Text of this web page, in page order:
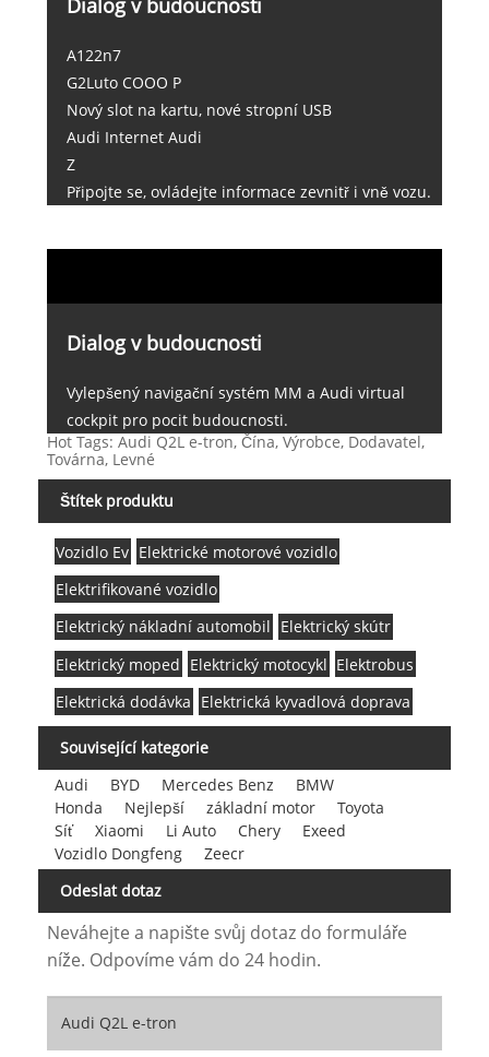
Dialog v budoucnosti
A122n7
G2Luto COOO P
Nový slot na kartu, nové stropní USB
Audi Internet Audi
Z
Připojte se, ovládejte informace zevnitř i vně vozu.
Dialog v budoucnosti
Vylepšený navigační systém MM a Audi virtual
cockpit pro pocit budoucnosti.
Hot Tags: Audi Q2L e-tron, Čína, Výrobce, Dodavatel,
Továrna, Levné
Štítek produktu
Vozidlo Ev Elektrické motorové vozidlo
Elektrifikované vozidlo
Elektrický nákladní automobil Elektrický skútr
Elektrický moped Elektrický motocykl Elektrobus
Elektrická dodávka Elektrická kyvadlová doprava
Související kategorie
Audi
BYD Mercedes Benz
BMW
Honda
Nejlepší základní motor
Toyota
Síť
Xiaomi Li Auto Chery
Exeed
Vozidlo Dongfeng
Zeecr
Odeslat dotaz
Neváhejte a napište svůj dotaz do formuláře
níže. Odpovíme vám do 24 hodin.